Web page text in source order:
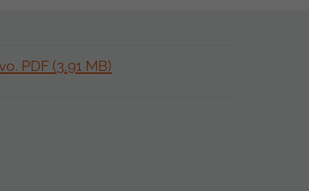
PDF (3,91 MB)